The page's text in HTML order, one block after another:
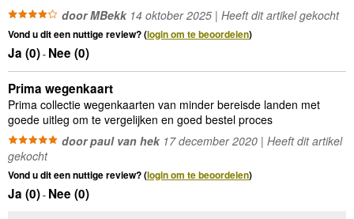
door MBekk14 oktober 2025 | Heeft dit artikel gekocht
Vond u dit een nuttige review? (login om te beoordelen)
Ja (0)- Nee (0)
Prima wegenkaart
Prima collectie wegenkaarten van minder bereisde landen met
goede uitleg om te vergelijken en goed bestel proces
door paul van hek17 december 2020 | Heeft dit artikel
gekocht
Vond u dit een nuttige review? (login om te beoordelen)
Ja (0)- Nee (0)